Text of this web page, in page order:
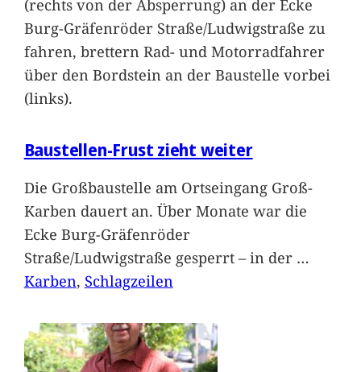
(rechts von der Absperrung) an der Ecke
Burg-Gräfenröder Straße/Ludwigstraße zu
fahren, brettern Rad- und Motorradfahrer
über den Bordstein an der Baustelle vorbei
(links).
Baustellen-Frust zieht weiter
Die Großbaustelle am Ortseingang Groß-
Karben dauert an. Über Monate war die
Ecke Burg-Gräfenröder
Straße/Ludwigstraße gesperrt – in der …
Karben, Schlagzeilen